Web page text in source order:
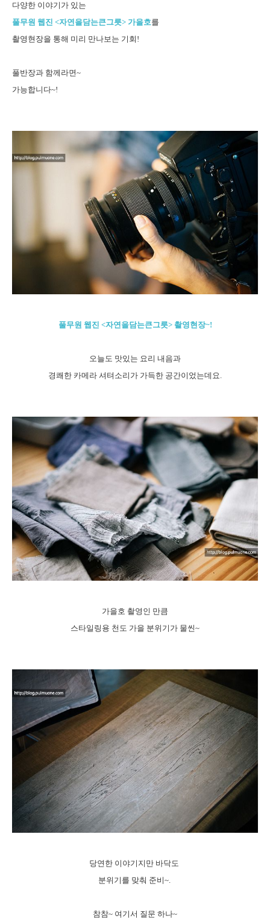
다양한 이야기가 있는
풀무원 웹진 <자연을담는큰그릇> 가을호를
촬영현장을 통해 미리 만나보는 기회!
풀반장과 함께라면~
가능합니다~!
풀무원 웹진 <자연을담는큰그릇> 촬영현장~!
오늘도 맛있는 요리 내음과
경쾌한 카메라 셔텨소리가 가득한 공간이었는데요.
가을호 촬영인 만큼
스타일링용 천도 가을 분위기가 물씬~
당연한 이야기지만 바닥도
분위기를 맞춰 준비~.
참참~ 여기서 질문 하나~